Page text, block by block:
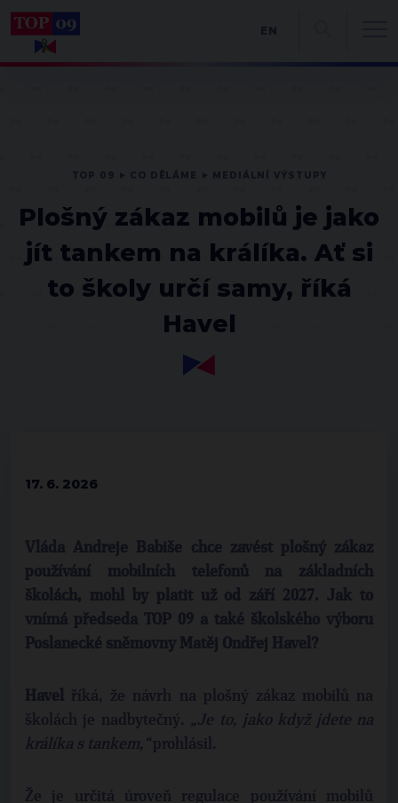
Plošný zákaz mobilů je jako
jít tankem na králíka. Ať si
to školy určí samy, říká
Havel
17. 6. 2026
Vláda Andreje Babiše chce zavést plošný zákaz
používání mobilních telefonů na základních
školách, mohl by platit už od září 2027. Jak to
vnímá předseda TOP 09 a také školského výboru
Poslanecké sněmovny Matěj Ondřej Havel?
Havel
říká, že návrh na plošný zákaz mobilů na
školách je nadbytečný. „Je to, jako když jdete na
králíka s tankem,“prohlásil.
Že je určitá úroveň regulace používání mobilů